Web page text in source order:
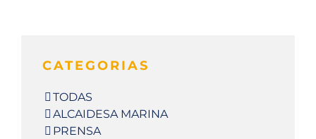
CATEGORIAS
TODAS
ALCAIDESA MARINA
PRENSA